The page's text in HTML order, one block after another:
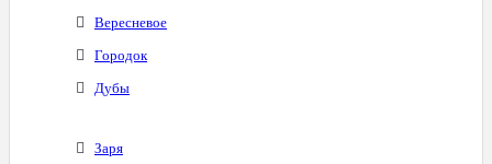
Вересневое
Городок
Дубы
Заря